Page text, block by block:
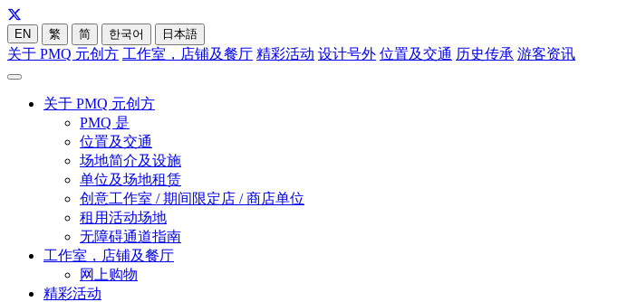
EN 繁 简 한국어 日本語
关于 PMQ 元创方 工作室，店铺及餐厅 精彩活动 设计号外 位置及交通 历史传承 游客资讯
关于 PMQ 元创方
PMQ 是
位置及交通
场地简介及设施
单位及场地租赁
创意工作室 / 期间限定店 / 商店单位
租用活动场地
无障碍通道指南
工作室，店铺及餐厅
网上购物
精彩活动